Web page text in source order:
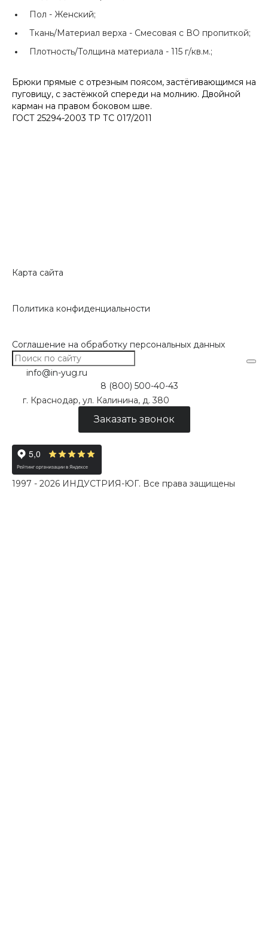
Пол - Женский;
Ткань/Материал верха - Смесовая с ВО пропиткой;
Плотность/Толщина материала - 115 г/кв.м.;
Брюки прямые с отрезным поясом, застёгивающимся на
пуговицу, с застёжкой спереди на молнию. Двойной
карман на правом боковом шве.
ГОСТ 25294-2003 ТР ТС 017/2011
Карта сайта
Политика конфиденциальности
Соглашение на обработку персональных данных
info@in-yug.ru
8 (800) 500-40-43
г. Краснодар, ул. Калинина, д. 380
Заказать звонок
1997 - 2026 ИНДУСТРИЯ-ЮГ. Все права защищены